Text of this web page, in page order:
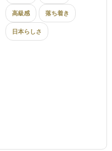
高級感 落ち着き
日本らしさ